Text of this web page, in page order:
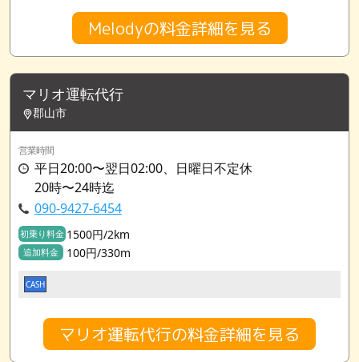
Melodyの料金詳細を見る
マリオ運転代行
郡山市
営業時間
平日20:00〜翌日02:00、日曜日不定休
20時〜24時迄
090-9427-6454
初乗り料金 1500円/2km
追加料金 100円/330m
CASH
マリオ運転代行の料金詳細を見る